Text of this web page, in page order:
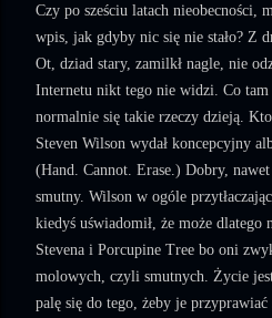
Czy po sześciu latach nieobecności,
wpis, jak gdyby nic się nie stało? Z
Ot, dziad stary, zamilkł nagle, nie
Internetu nikt tego nie widzi. Co
normalnie się takie rzeczy dzieją.
Steven Wilson wydał koncepcyjny
(Hand. Cannot. Erase.) Dobry,
smutny. Wilson w ogóle
kiedyś uświadomił, że może
Stevena i Porcupine Tree bo oni
molowych, czyli smutnych. Życie
palę się do tego, żeby je przyprawiać